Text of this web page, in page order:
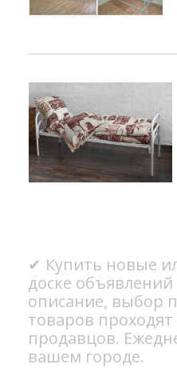
✔ Купить новые
доске
описание, выбор
товаров
продавцов.
вашем городе.